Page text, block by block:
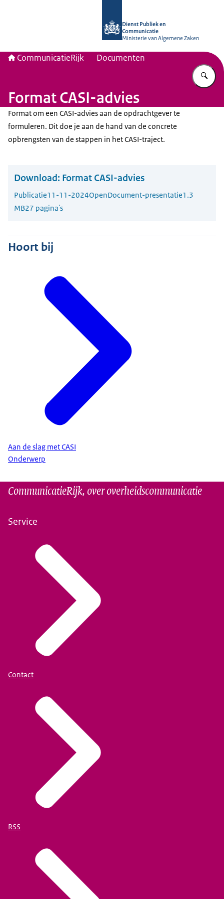
Dienst Publiek en
Communicatie
Ministerie van Algemene Zaken
CommunicatieRijk Documenten
Format CASI-advies
Format om een CASI-advies aan de opdrachtgever te
formuleren. Dit doe je aan de hand van de concrete
opbrengsten van de stappen in het CASI-traject.
Download: Format CASI-advies
Publicatie11-11-2024OpenDocument-presentatie1.3
MB27 pagina's
Hoort bij
Aan de slag met CASI
Onderwerp
CommunicatieRijk, over overheidscommunicatie
Service
Contact
RSS